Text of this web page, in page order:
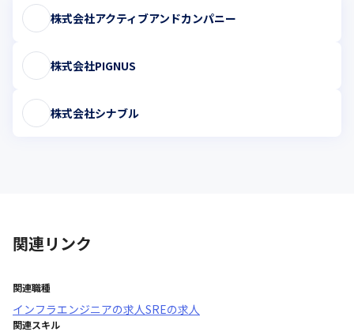
株式会社アクティブアンドカンパニー
株式会社PIGNUS
株式会社シナブル
関連リンク
関連職種
インフラエンジニアの求人SREの求人
関連スキル